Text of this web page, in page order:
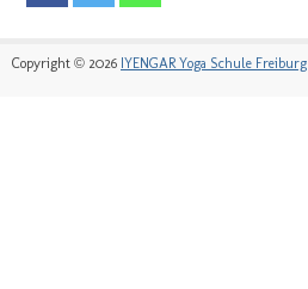
Copyright © 2026 IYENGAR Yoga Schule Freiburg